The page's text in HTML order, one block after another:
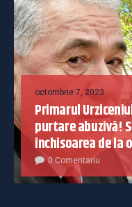
octombrie 7, 2023
Primarul
purtare abuzivă!
închisoarea de la
0 Comentariu